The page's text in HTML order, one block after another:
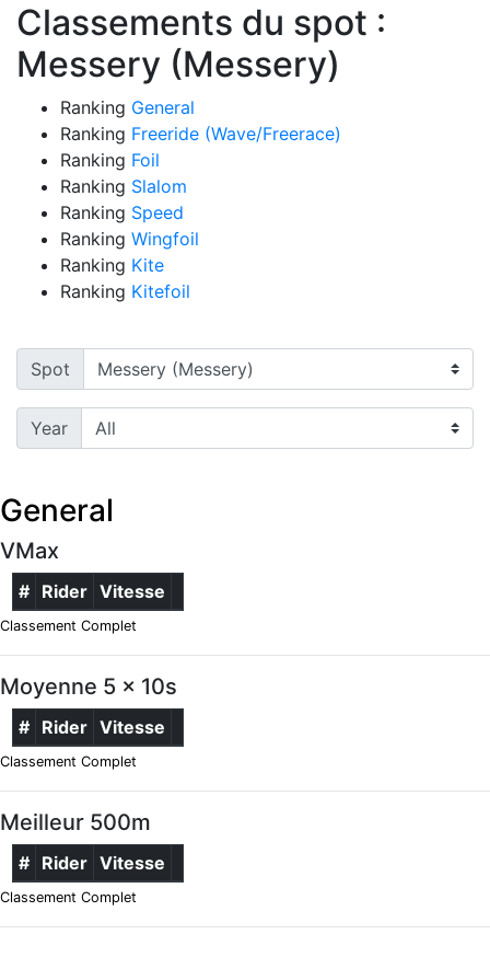
Classements du spot :
Messery (Messery)
Ranking General
Ranking Freeride (Wave/Freerace)
Ranking Foil
Ranking Slalom
Ranking Speed
Ranking Wingfoil
Ranking Kite
Ranking Kitefoil
Spot
Year
General
VMax
# Rider Vitesse
Classement Complet
Moyenne 5 x 10s
# Rider Vitesse
Classement Complet
Meilleur 500m
# Rider Vitesse
Classement Complet